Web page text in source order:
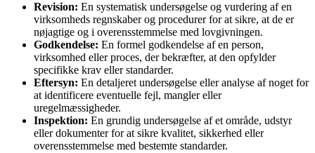
Revision: En systematisk undersøgelse og vurdering af en
virksomheds regnskaber og procedurer for at sikre, at de er
nøjagtige og i overensstemmelse med lovgivningen.
Godkendelse: En formel godkendelse af en person,
virksomhed eller proces, der bekræfter, at den opfylder
specifikke krav eller standarder.
Eftersyn: En detaljeret undersøgelse eller analyse af noget for
at identificere eventuelle fejl, mangler eller
uregelmæssigheder.
Inspektion: En grundig undersøgelse af et område, udstyr
eller dokumenter for at sikre kvalitet, sikkerhed eller
overensstemmelse med bestemte standarder.